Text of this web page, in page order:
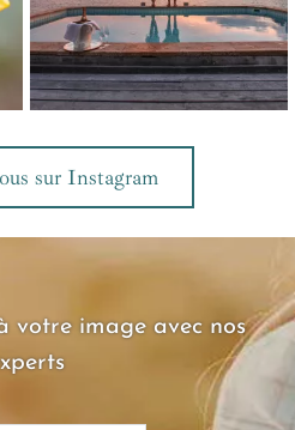
sur Instagram
votre image avec nos